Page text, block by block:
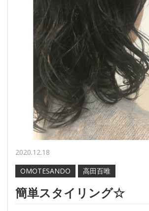
2020.12.18
OMOTESANDO
高田百唯
簡単スタイリング☆